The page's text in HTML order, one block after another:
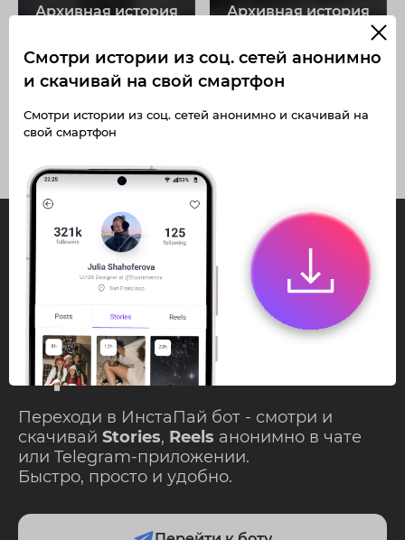
Архивная история
Загружайте истории без
Архивная история
Получите доступ к архивным
публикациям koryakinatali
Загружайте истории без
InstaPie
Смотри Stories и
скачивай Reels без
ограничений!
Переходи в ИнстаПай бот - смотри и
скачивай Stories, Reels анонимно в чате
или Telegram-приложении.
Быстро, просто и удобно.
Смотри истории из соц. сетей анонимно
и скачивай на свой смартфон
Смотри истории из соц. сетей анонимно и скачивай на
свой смартфон